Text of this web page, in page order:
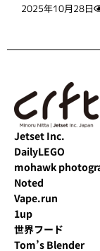
2025年10月28日
Jetset Inc.
DailyLEGO
mohawk
Noted
Vape.run
1up
世界フード
Tom’s Blender